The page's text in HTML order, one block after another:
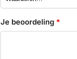
Je beoordeling *